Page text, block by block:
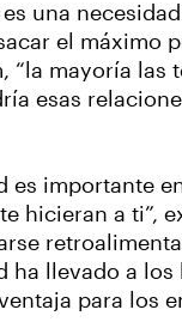
una
el máximo
“la mayoría las
esas
es importante
hicieran a ti”,
ha llevado a
para los